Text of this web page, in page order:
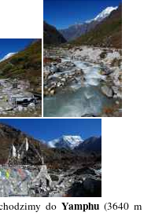
do Yamphu(3640 m